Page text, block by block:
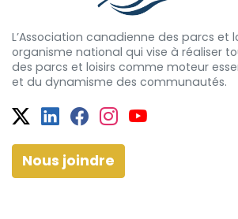
L’Association canadienne des parcs et
organisme national qui vise à réaliser
des parcs et loisirs comme moteur
et du dynamisme des communautés.
Twitter
Facebook
Facebook
Instagram
YouTube
Nous joindre